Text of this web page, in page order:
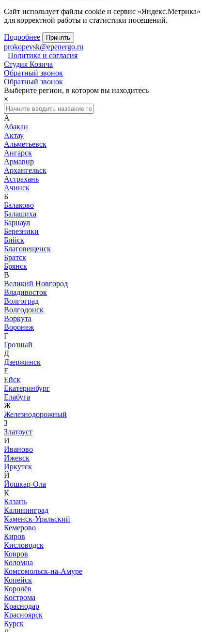
Сайт использует файлы cookie и сервис «Яндекс.Метрика»
для корректной работы и статистики посещений.
Подробнее Принять
prokopevsk@epenergo.ru
Политика и согласия
Студия Козича
Обратный звонок
Обратный звонок
Выберите регион, в котором вы находитесь
×
А
Абакан
Актау
Альметьевск
Ангарск
Армавир
Архангельск
Астрахань
Ачинск
Б
Балаково
Балашиха
Барнаул
Березники
Бийск
Благовещенск
Братск
Брянск
В
Великий Новгород
Владивосток
Волгоград
Волгодонск
Воркута
Воронеж
Г
Грозный
Д
Дзержинск
Е
Ейск
Екатеринбург
Елабуга
Ж
Железнодорожный
З
Златоуст
И
Иваново
Ижевск
Иркутск
Й
Йошкар-Ола
К
Казань
Калининград
Каменск-Уральский
Кемерово
Киров
Кисловодск
Ковров
Коломна
Комсомольск-на-Амуре
Копейск
Королёв
Кострома
Краснодар
Красноярск
Курск